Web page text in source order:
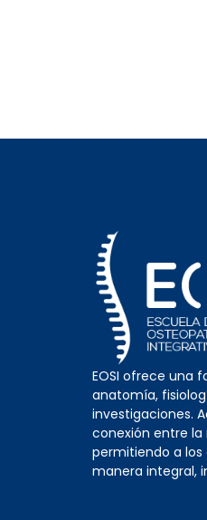
EOSI ofrece una
anatomía,
investigaciones.
conexión entre
permitiendo a los
manera integral,